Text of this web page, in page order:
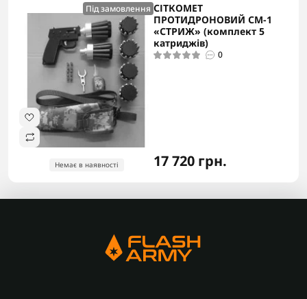
Під замовлення
Немає в наявності
СІТКОМЕТ
ПРОТИДРОНОВИЙ СМ-1
«СТРИЖ» (комплект 5
катриджів)
0
17 720 грн.